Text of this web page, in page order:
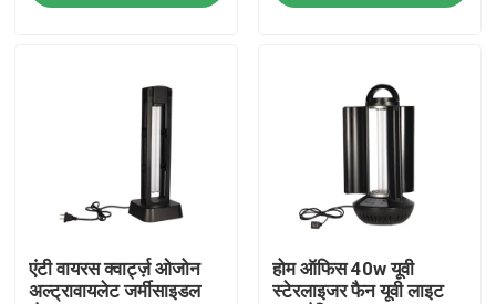
बैक मसाजर पैड
चेहरा सौंदर्य उपकरण
डीप क्लींजिंग फेशियल मशीन
हाथ में ऑक्सीजन इंजेक्टर
अल्ट्रासोनिक टूथ क्लीनर
एंटी वायरस क्वार्ट्ज़ ओजोन
अल्ट्रावायलेट जर्मीसाइडल
होम ऑफिस 40w यूवी
स्टेरलाइजर फैन यूवी लाइट